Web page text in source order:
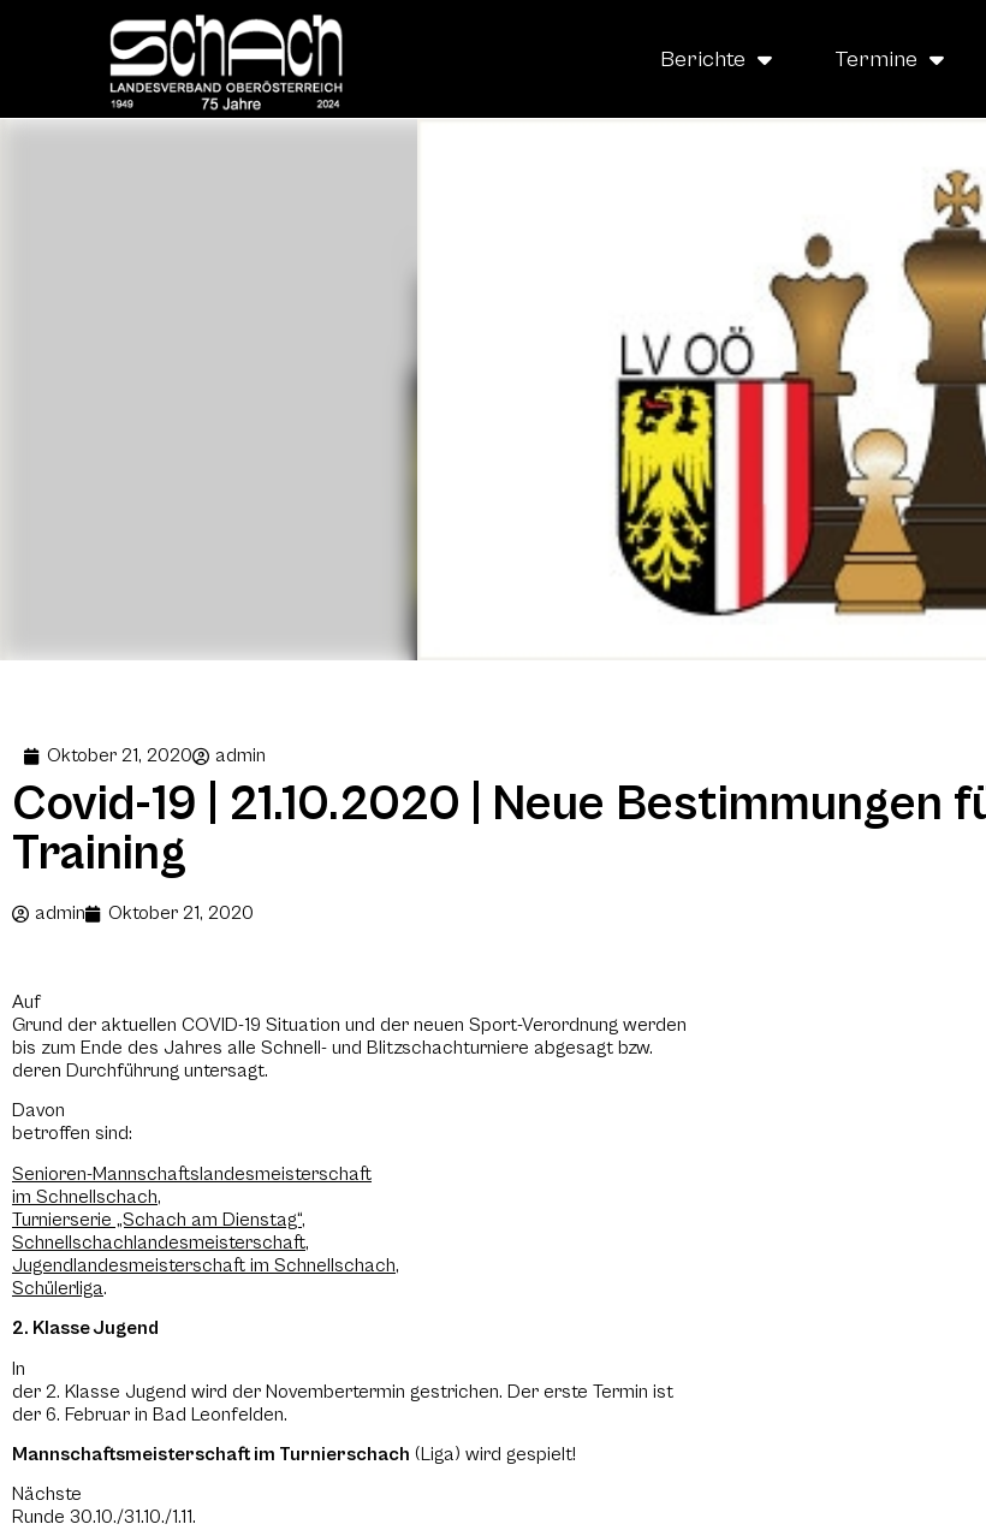
Berichte Termine
Oktober 21, 2020 admin
Covid-19 | 21.10.2020 | Neue Bestimmungen
Training
admin Oktober 21, 2020
Auf
Grund der aktuellen COVID-19 Situation und der neuen Sport-Verordnung werden
bis zum Ende des Jahres alle Schnell- und Blitzschachturniere abgesagt bzw.
deren Durchführung untersagt.
Davon
betroffen sind:
Senioren-Mannschaftslandesmeisterschaft
im Schnellschach,
Turnierserie „Schach am Dienstag“,
Schnellschachlandesmeisterschaft,
Jugendlandesmeisterschaft im Schnellschach,
Schülerliga.
2. Klasse Jugend
In
der 2. Klasse Jugend wird der Novembertermin gestrichen. Der erste Termin ist
der 6. Februar in Bad Leonfelden.
Mannschaftsmeisterschaft im Turnierschach (Liga) wird gespielt!
Nächste
Runde 30.10./31.10./1.11.